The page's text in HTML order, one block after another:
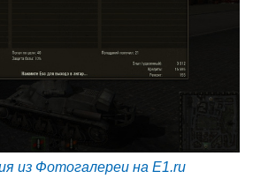
из Фотогалереи на E1.ru